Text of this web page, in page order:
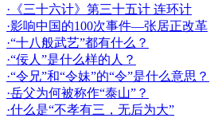
·《三十六计》第三十五计 连环计
·影响中国的100次事件—张居正改革
·“十八般武艺”都有什么？
·“佞人”是什么样的人？
·“令兄”和“令妹”的“令”是什么意思？
·岳父为何被称作“泰山”？
·什么是“不孝有三，无后为大”